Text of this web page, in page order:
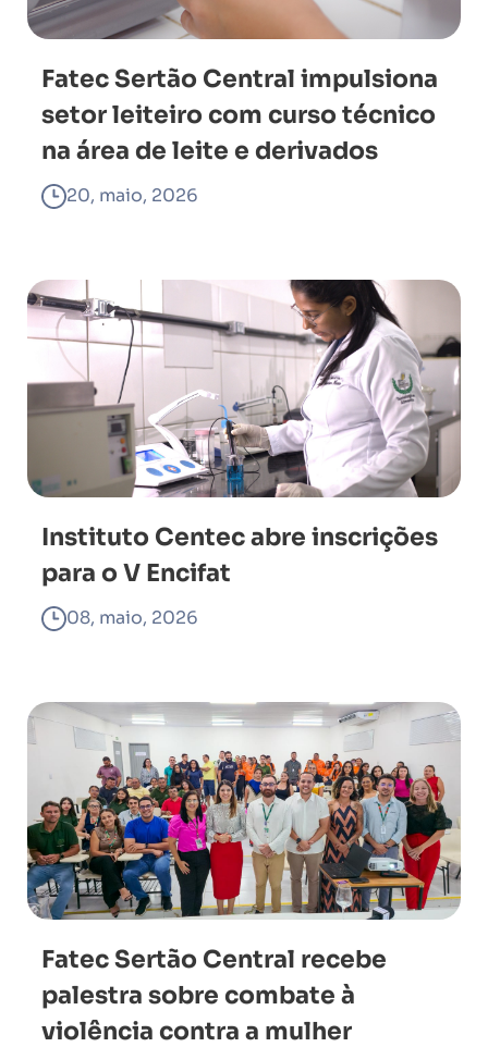
Fatec Sertão Central impulsiona
setor leiteiro com curso técnico
na área de leite e derivados
20, maio, 2026
Instituto Centec abre inscrições
para o V Encifat
08, maio, 2026
Fatec Sertão Central recebe
palestra sobre combate à
violência contra a mulher